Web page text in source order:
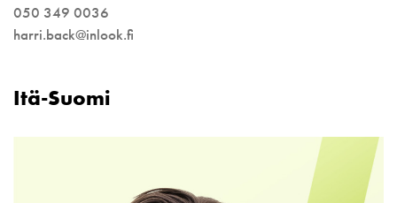
050 349 0036
harri.back@inlook.fi
Itä-Suomi